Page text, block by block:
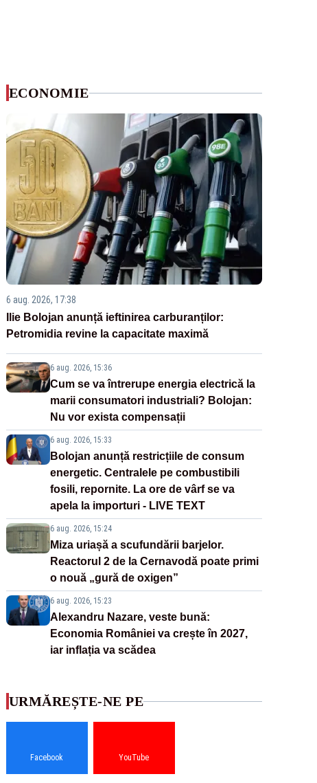
ECONOMIE
6 aug. 2026, 17:38
Ilie Bolojan anunță ieftinirea carburanților:
Petromidia revine la capacitate maximă
6 aug. 2026, 15:36
Cum se va întrerupe energia electrică la
marii consumatori industriali? Bolojan:
Nu vor exista compensații
6 aug. 2026, 15:33
Bolojan anunță restricțiile de consum
energetic. Centralele pe combustibili
fosili, repornite. La ore de vârf se va
apela la importuri - LIVE TEXT
6 aug. 2026, 15:24
Miza uriașă a scufundării barjelor.
Reactorul 2 de la Cernavodă poate primi
o nouă „gură de oxigen”
6 aug. 2026, 15:23
Alexandru Nazare, veste bună:
Economia României va crește în 2027,
iar inflația va scădea
URMĂREȘTE-NE PE
Facebook YouTube